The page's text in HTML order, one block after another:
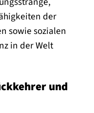
der
sowie sozialen
in der Welt
und